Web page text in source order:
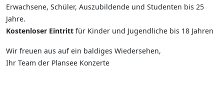
Erwachsene, Schüler, Auszubildende und Studenten bis 25
Jahre.
Kostenloser Eintritt für Kinder und Jugendliche bis 18 Jahren
Wir freuen aus auf ein baldiges Wiedersehen,
Ihr Team der Plansee Konzerte